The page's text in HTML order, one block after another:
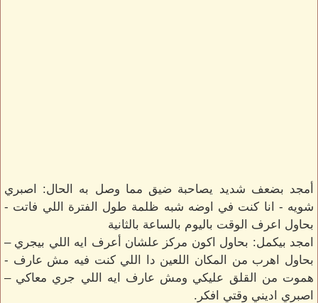
أمجد بضعف شديد يصاحبة ضيق مما وصل به الحال: اصبري
شويه - انا كنت في اوضه شبه ظلمة طول الفترة اللي فاتت -
بحاول اعرف الوقت باليوم بالساعة بالثانية
امجد بيكمل: بحاول اكون مركز علشان أعرف ايه اللي بيجري –
بحاول اهرب من المكان اللعين دا اللي كنت فيه مش عارف -
هموت من القلق عليكي ومش عارف ايه اللي جري معاكي –
اصبري اديني وقتي افكر.